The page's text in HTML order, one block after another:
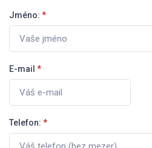
Jméno: *
E-mail *
Telefon: *